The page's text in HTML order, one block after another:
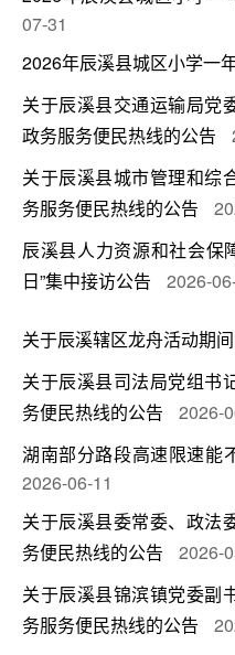
07-31
2026年辰溪县城区小学一
关于辰溪县交通运输局党
政务服务便民热线的公告
关于辰溪县城市管理和综
务服务便民热线的公告
辰溪县人力资源和社会保
日”集中接访公告
2026-
关于辰溪辖区龙舟活动期
关于辰溪县司法局党组书
务便民热线的公告
2026-
湖南部分路段高速限速能
2026-06-11
关于辰溪县委常委、政法
务便民热线的公告
2026-
关于辰溪县锦滨镇党委副
务服务便民热线的公告